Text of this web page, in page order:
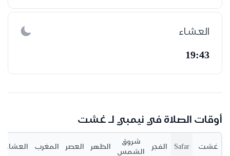
العشاء
19:43
أوقات الصلاة في نيمبي لـ غشت
غشت Safar الفجر
شروق
الشمس
الظهر العصر المغرب العشاء